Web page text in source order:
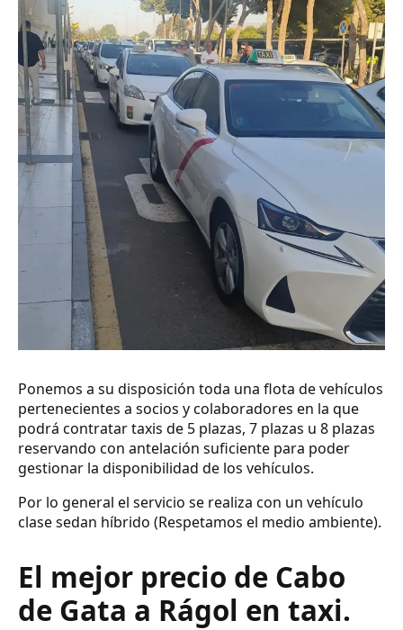
Ponemos a su disposición toda una flota de vehículos
pertenecientes a socios y colaboradores en la que
podrá contratar taxis de 5 plazas, 7 plazas u 8 plazas
reservando con antelación suficiente para poder
gestionar la disponibilidad de los vehículos.
Por lo general el servicio se realiza con un vehículo
clase sedan híbrido (Respetamos el medio ambiente).
El mejor precio de Cabo
de Gata a Rágol en taxi.